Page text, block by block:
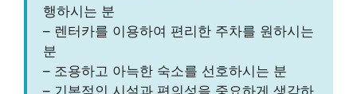
행하시는 분
– 렌터카를 이용하여 편리한 주차를 원하시는
분
– 조용하고 아늑한 숙소를 선호하시는 분
– 기본적인 시설과 편의성을 중요하게 생각하